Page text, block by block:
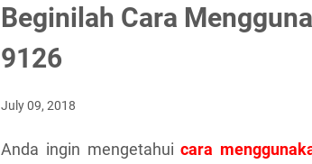
Beginilah Cara
9126
July 09, 2018
Anda ingin mengetahuicara